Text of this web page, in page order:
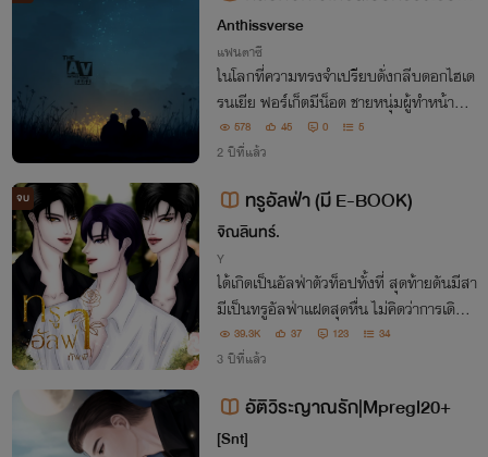
มสายลม มีเพียงคุณฟอร์เก็ตมีน๊อต
ที่พยายามเก็บทุกความทรงจำไว้ในใจ
Anthissverse
แฟนตาซี
ในโลกที่ความทรงจำเปรียบดั่งกลีบดอกไฮเด
รนเยีย ฟอร์เก็ตมีน็อต ชายหนุ่มผู้ทำหน้าที่เก็
บรักษาความทรงจำของผู้คน ได้รับมอบหมา
ยให้ดูแลไฮเดรนเยียต้นหนึ่งที่ใกล้โรยรา ...
578 45 0 5
2 ปีที่แล้ว
จบ ทรูอัลฟ่า (มี E-BOOK)
จิณลินทร์.
Y
ได้เกิดเป็นอัลฟ่าตัวท็อปทั้งที่ สุดท้ายดันมีสา
มีเป็นทรูอัลฟ่าเเฝดสุดหื่น ไม่คิดว่าการเดินเ
ล่นในวันนั้นเเล้วถูกลูกหลงจะฟื้นมาในอีกโล
กที่เหมือนกับคู่ขนาน เเถมยังเป็นโลกของโอเ
39.3K 37 123 34
3 ปีที่แล้ว
อัติวิระญาณรัก|Mpregl20+
[Snt]